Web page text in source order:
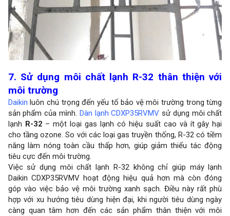
7. Sử dụng môi chất lạnh R-32 thân thiện với
môi trường
Daikin luôn chú trọng đến yếu tố bảo vệ môi trường trong từng
sản phẩm của mình. Dàn lạnh CDXP35RVMV sử dụng môi chất
lạnh R-32 – một loại gas lạnh có hiệu suất cao và ít gây hại
cho tầng ozone. So với các loại gas truyền thống, R-32 có tiềm
năng làm nóng toàn cầu thấp hơn, giúp giảm thiểu tác động
tiêu cực đến môi trường.
Việc sử dụng môi chất lạnh R-32 không chỉ giúp máy lạnh
Daikin CDXP35RVMV hoạt động hiệu quả hơn mà còn đóng
góp vào việc bảo vệ môi trường xanh sạch. Điều này rất phù
hợp với xu hướng tiêu dùng hiện đại, khi người tiêu dùng ngày
càng quan tâm hơn đến các sản phẩm thân thiện với môi